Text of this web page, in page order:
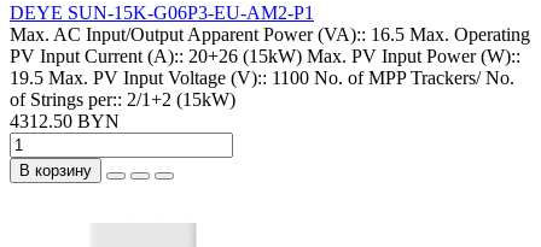
DEYE SUN-15K-G06P3-EU-AM2-P1
Max. AC Input/Output Apparent Power (VA):: 16.5 Max. Operating
PV Input Current (A):: 20+26 (15kW) Max. PV Input Power (W)::
19.5 Max. PV Input Voltage (V):: 1100 No. of MPP Trackers/ No.
of Strings per:: 2/1+2 (15kW)
4312.50 BYN
В корзину